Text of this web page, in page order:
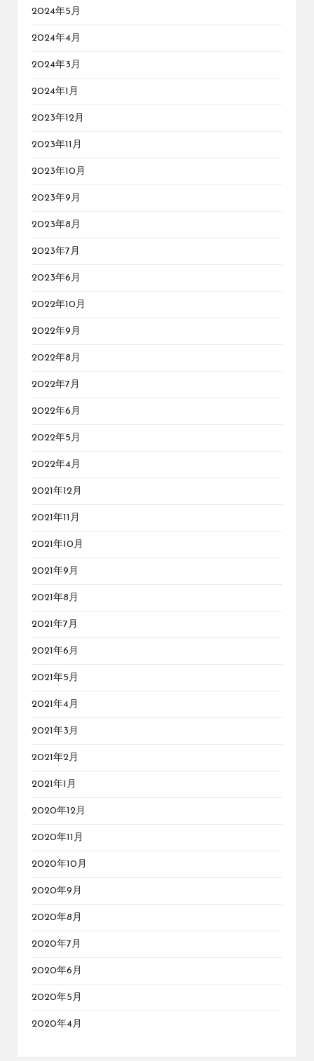
2024年5月
2024年4月
2024年3月
2024年1月
2023年12月
2023年11月
2023年10月
2023年9月
2023年8月
2023年7月
2023年6月
2022年10月
2022年9月
2022年8月
2022年7月
2022年6月
2022年5月
2022年4月
2021年12月
2021年11月
2021年10月
2021年9月
2021年8月
2021年7月
2021年6月
2021年5月
2021年4月
2021年3月
2021年2月
2021年1月
2020年12月
2020年11月
2020年10月
2020年9月
2020年8月
2020年7月
2020年6月
2020年5月
2020年4月